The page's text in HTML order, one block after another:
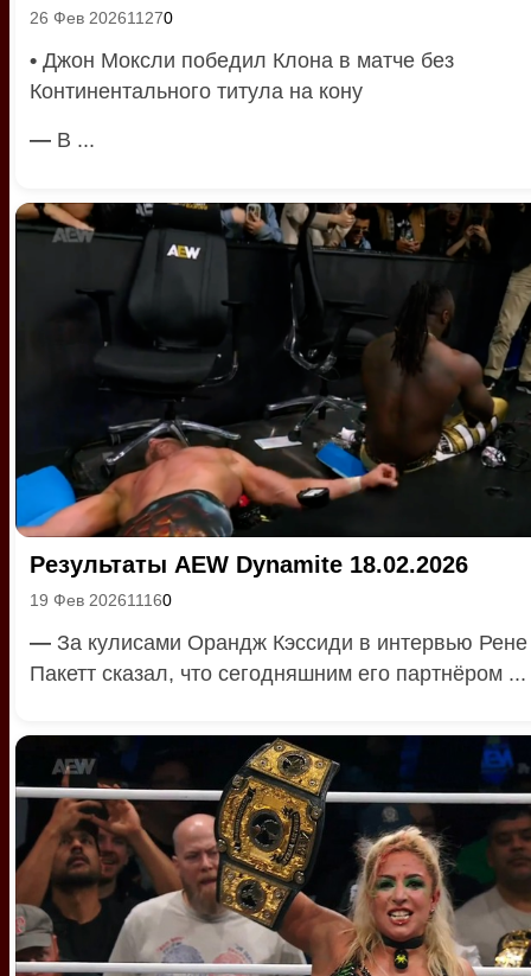
26 Фев 202611270
• Джон Моксли победил Клона в матче без
Континентального титула на кону
— В ...
Результаты AEW Dynamite 18.02.2026
19 Фев 202611160
— За кулисами Орандж Кэссиди в интервью Рене
Пакетт сказал, что сегодняшним его партнёром ...